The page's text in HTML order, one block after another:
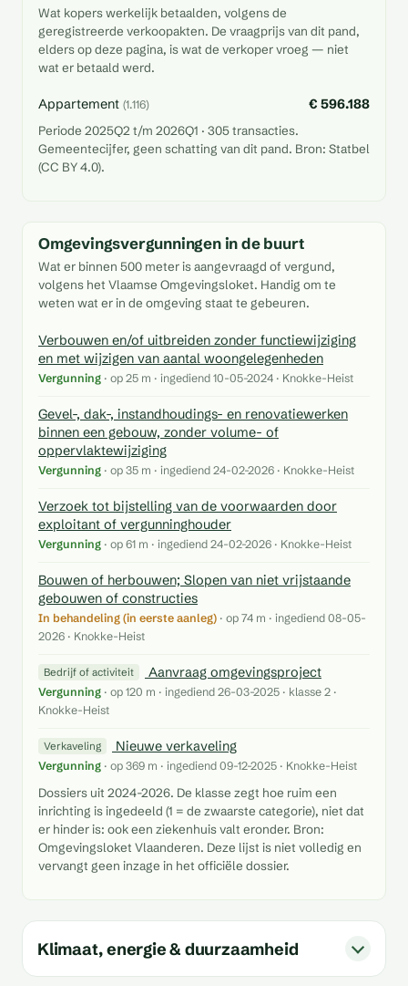
Wat kopers werkelijk betaalden, volgens de
geregistreerde verkoopakten. De vraagprijs van dit pand,
elders op deze pagina, is wat de verkoper vroeg — niet
wat er betaald werd.
Appartement (1.116) € 596.188
Periode 2025Q2 t/m 2026Q1 · 305 transacties.
Gemeentecijfer, geen schatting van dit pand. Bron: Statbel
(CC BY 4.0).
Omgevingsvergunningen in de buurt
Wat er binnen 500 meter is aangevraagd of vergund,
volgens het Vlaamse Omgevingsloket. Handig om te
weten wat er in de omgeving staat te gebeuren.
Verbouwen en/of uitbreiden zonder functiewijziging
en met wijzigen van aantal woongelegenheden
Vergunning · op 25 m · ingediend 10-05-2024 · Knokke-Heist
Gevel-, dak-, instandhoudings- en renovatiewerken
binnen een gebouw, zonder volume- of
oppervlaktewijziging
Vergunning · op 35 m · ingediend 24-02-2026 · Knokke-Heist
Verzoek tot bijstelling van de voorwaarden door
exploitant of vergunninghouder
Vergunning · op 61 m · ingediend 24-02-2026 · Knokke-Heist
Bouwen of herbouwen; Slopen van niet vrijstaande
gebouwen of constructies
In behandeling (in eerste aanleg) · op 74 m · ingediend 08-05-
2026 · Knokke-Heist
Bedrijf of activiteit Aanvraag omgevingsproject
Vergunning · op 120 m · ingediend 26-03-2025 · klasse 2 ·
Knokke-Heist
Verkaveling Nieuwe verkaveling
Vergunning · op 369 m · ingediend 09-12-2025 · Knokke-Heist
Dossiers uit 2024-2026. De klasse zegt hoe ruim een
inrichting is ingedeeld (1 = de zwaarste categorie), niet dat
er hinder is: ook een ziekenhuis valt eronder. Bron:
Omgevingsloket Vlaanderen. Deze lijst is niet volledig en
vervangt geen inzage in het officiële dossier.
Klimaat, energie & duurzaamheid